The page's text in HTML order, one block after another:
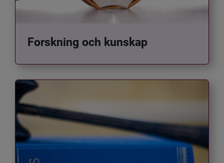
Forskning och kunskap